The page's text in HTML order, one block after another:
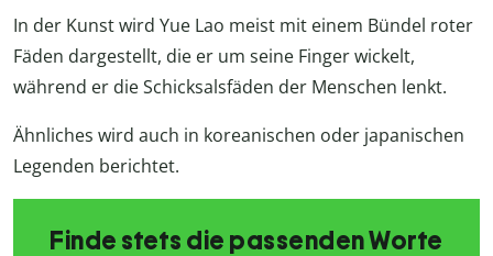
In der Kunst wird Yue Lao meist mit einem Bündel roter
Fäden dargestellt, die er um seine Finger wickelt,
während er die Schicksalsfäden der Menschen lenkt.
Ähnliches wird auch in koreanischen oder japanischen
Legenden berichtet.
Finde stets die passenden Worte